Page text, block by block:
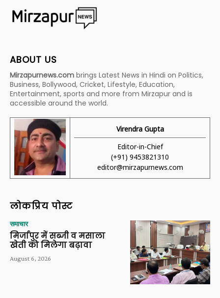
ABOUT US
Mirzapurnews.com brings Latest News in Hindi on Politics,
Business, Bollywood, Cricket, Lifestyle, Education,
Entertainment, sports and more from Mirzapur and is
accessible around the world.
Virendra Gupta
Editor-in-Chief
(+91) 9453821310
editor@mirzapurnews.com
लोकप्रिय पोस्ट
समाचार
मिर्जापुर में सब्जी व मसाला
खेती को मिलेगा बढ़ावा
August 6, 2026